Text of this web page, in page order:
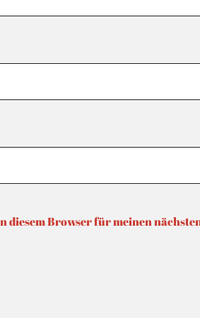
diesem Browser für meinen